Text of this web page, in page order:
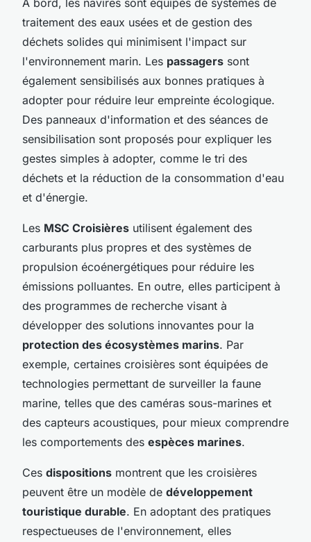
traitement des eaux usées et de gestion des
déchets solides qui minimisent l'impact sur
l'environnement marin. Les passagers sont
également sensibilisés aux bonnes pratiques à
adopter pour réduire leur empreinte écologique.
Des panneaux d'information et des séances de
sensibilisation sont proposés pour expliquer les
gestes simples à adopter, comme le tri des
déchets et la réduction de la consommation d'eau
et d'énergie.
Les MSC Croisières utilisent également des
carburants plus propres et des systèmes de
propulsion écoénergétiques pour réduire les
émissions polluantes. En outre, elles participent à
des programmes de recherche visant à
développer des solutions innovantes pour la
protection des écosystèmes marins. Par
exemple, certaines croisières sont équipées de
technologies permettant de surveiller la faune
marine, telles que des caméras sous-marines et
des capteurs acoustiques, pour mieux comprendre
les comportements des espèces marines.
Ces dispositions montrent que les croisières
peuvent être un modèle de développement
touristique durable. En adoptant des pratiques
respectueuses de l'environnement, elles